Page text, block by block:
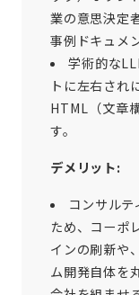
業の意思決定
事例ドキュメ
学術的な
トに左右され
HTML（文章
す。
デメリット:
コンサル
ため、コーポ
インの刷新や
ム開発自体を